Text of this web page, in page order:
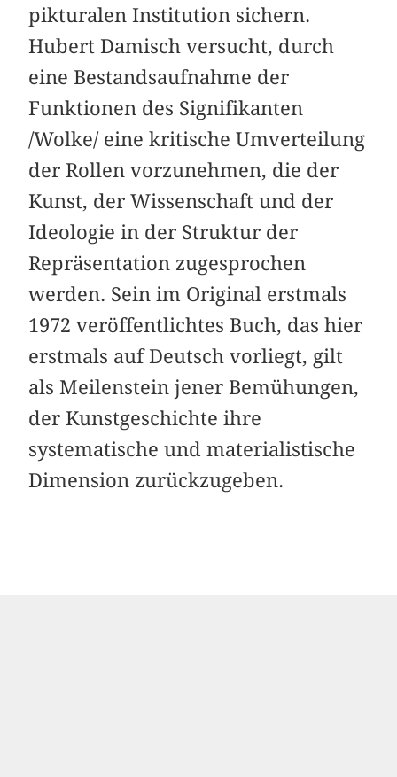
pikturalen Institution sichern.
Hubert Damisch versucht, durch
eine Bestandsaufnahme der
Funktionen des Signifikanten
/Wolke/ eine kritische Umverteilung
der Rollen vorzunehmen, die der
Kunst, der Wissenschaft und der
Ideologie in der Struktur der
Repräsentation zugesprochen
werden. Sein im Original erstmals
1972 veröffentlichtes Buch, das hier
erstmals auf Deutsch vorliegt, gilt
als Meilenstein jener Bemühungen,
der Kunstgeschichte ihre
systematische und materialistische
Dimension zurückzugeben.